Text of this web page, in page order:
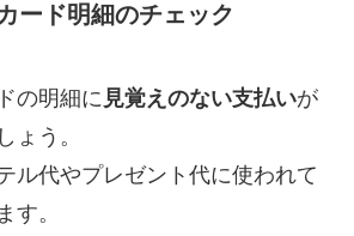
ード明細のチェック
の明細に 見覚えのない支払いが
ょう。
ル代やプレゼント代に使われて
す。